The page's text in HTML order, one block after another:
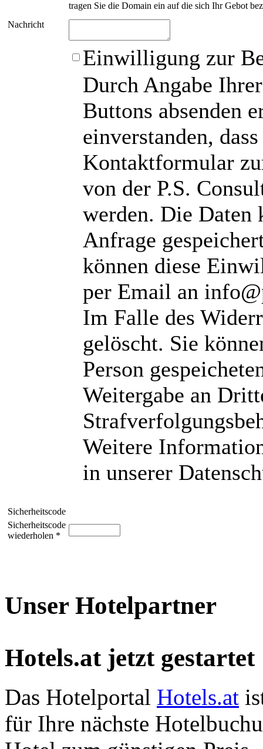
tragen Sie die Domain ein auf die sich Ihr Gebot
Nachricht
Einwilligung zur
Durch Angabe
Buttons absenden
einverstanden,
Kontaktformular
von der P.S.
werden. Die Daten
Anfrage
können diese
per Email an
Im Falle des
gelöscht. Sie
Person
Weitergabe an
Weitere
in unserer
Sicherheitscode
Sicherheitscode
wiederholen *
Unser Hotelpartner
Hotels.at jetzt gestartet
Das Hotelportal Hotels.at
für Ihre nächste